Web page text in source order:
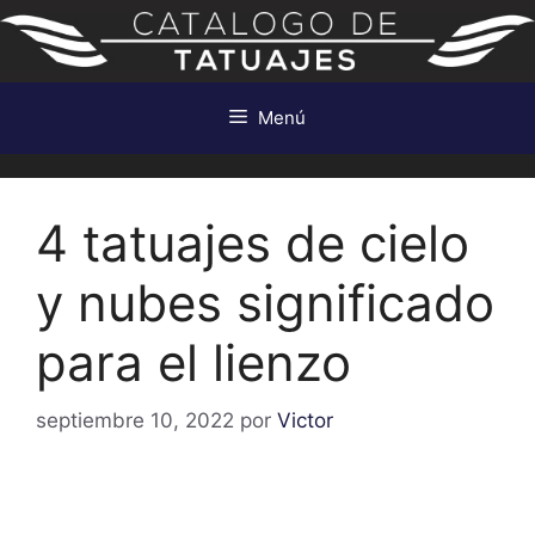
Saltar
contenido
Menú
4 tatuajes de cielo
y nubes significado
para el lienzo
septiembre 10, 2022 por Victor